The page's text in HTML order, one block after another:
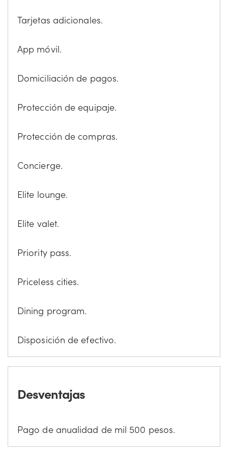
Tarjetas adicionales.
App móvil.
Domiciliación de pagos.
Protección de equipaje.
Protección de compras.
Concierge.
Elite lounge.
Elite valet.
Priority pass.
Priceless cities.
Dining program.
Disposición de efectivo.
Desventajas
Pago de anualidad de mil 500 pesos.